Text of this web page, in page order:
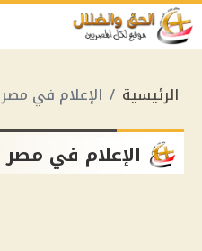
الرئيسية الإعلام في مصر
الإعلام في مصر